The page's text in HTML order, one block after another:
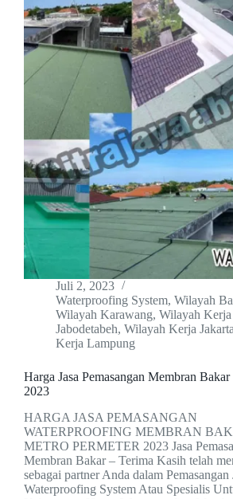
Juli 2, 2023
Waterproofing System, Wilayah
Wilayah Karawang, Wilayah Kerja
Jabodetabeh, Wilayah Kerja Jakarta
Kerja Lampung
Harga Jasa Pemasangan Membran
2023
HARGA JASA PEMASANGAN
WATERPROOFING MEMBRAN
METRO PERMETER 2023 Jasa
Membran Bakar – Terima Kasih telah
sebagai partner Anda dalam Pemasangan
Waterproofing System Atau Spesialis